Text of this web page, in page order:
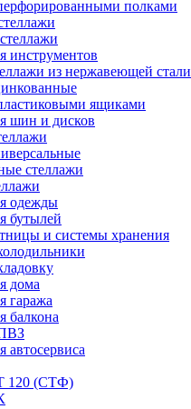
полками
инструментов
из нержавеющей стали
ящиками
шин и дисков
стеллажи
одежды
бутылей
и системы хранения
дома
гаража
балкона
автосервиса
120 (СТФ)